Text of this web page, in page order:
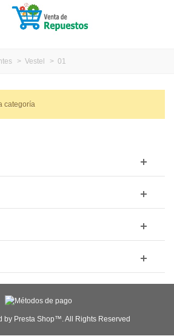
> Vestel > 01
categoría
by Presta Shop™. All Rights Reserved